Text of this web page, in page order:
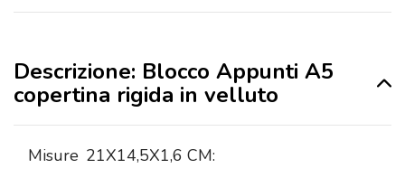
Descrizione: Blocco Appunti A5
copertina rigida in velluto
Misure 21X14,5X1,6 CM: